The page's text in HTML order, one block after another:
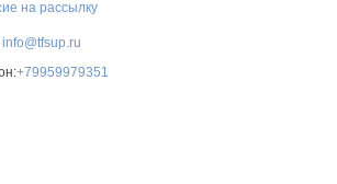
info@tfsup.ru
+79959979351
на рассылку